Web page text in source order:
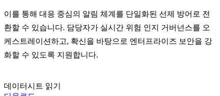
이를 통해 대응 중심의 알림 체계를 단일화된 선제 방어로 전
환할 수 있습니다. 담당자가 실시간 위험 인지 거버넌스를 오
케스트레이션하고, 확신을 바탕으로 엔터프라이즈 보안을 강
화할 수 있도록 지원합니다.
데이터시트 읽기